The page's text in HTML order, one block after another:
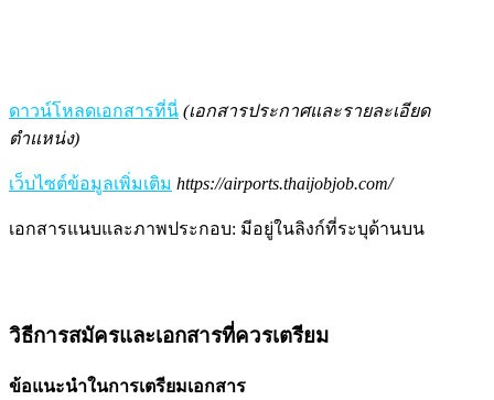
ดาวน์โหลดเอกสารที่นี่ (เอกสารประกาศและรายละเอียด
ตำแหน่ง)
เว็บไซต์ข้อมูลเพิ่มเติม https://airports.thaijobjob.com/
เอกสารแนบและภาพประกอบ: มีอยู่ในลิงก์ที่ระบุด้านบน
วิธีการสมัครและเอกสารที่ควรเตรียม
ข้อแนะนำในการเตรียมเอกสาร